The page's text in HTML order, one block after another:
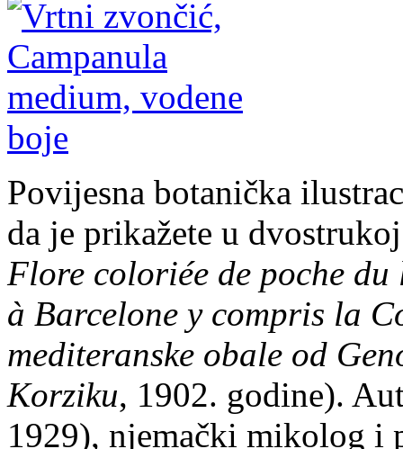
Povijesna botanička
da je prikažete u
Flore coloriée de poche
à Barcelone y compris la
mediteranske obale od
Korziku, 1902. godine).
1929), njemački mikolog i